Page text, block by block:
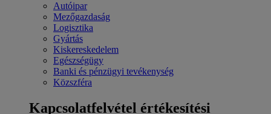
Autóipar
Mezőgazdaság
Logisztika
Gyártás
Kiskereskedelem
Egészségügy
Banki és pénzügyi tevékenység
Közszféra
Kapcsolatfelvétel értékesítési